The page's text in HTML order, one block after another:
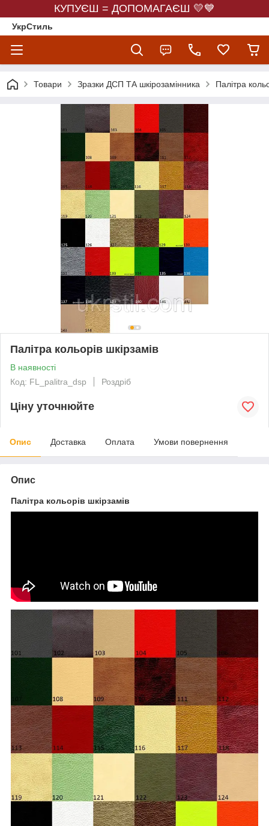
КУПУЄШ = ДОПОМАГАЄШ 💛💙
УкрСтиль
Товари Зразки ДСП ТА шкірозамінника Палітра
Палітра кольорів шкірзамів
В наявності
Код: FL_palitra_dsp
Роздріб
Ціну уточнюйте
Опис Доставка Оплата Умови повернення
Опис
Палітра кольорів шкірзамів